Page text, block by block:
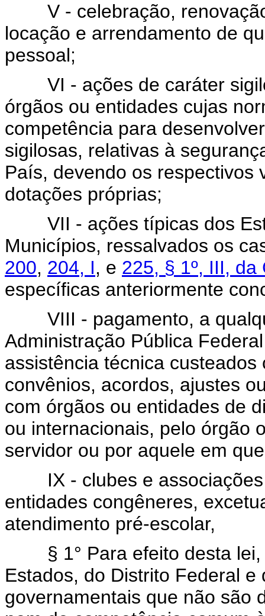
V - celebração, renovação
locação e arrendamento de
pessoal;
VI - ações de caráter
órgãos ou entidades cujas
competência para
sigilosas, relativas à
País, devendo os respectivos
dotações próprias;
VII - ações típicas dos
Municípios, ressalvados os
200, 204, I, e 225, § 1º, III, da
específicas anteriormente
VIII - pagamento, a
Administração Pública
assistência técnica
convênios, acordos, ajustes
com órgãos ou entidades de
ou internacionais, pelo órgão
servidor ou por aquele em
IX - clubes e associações
entidades congêneres,
atendimento pré-escolar,
§ 1° Para efeito desta lei,
Estados, do Distrito Federal
governamentais que não são